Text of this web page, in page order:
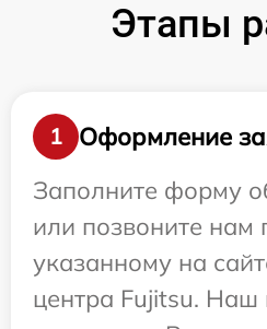
Этапы
1
Оформление
Заполните форму
или позвоните нам
указанному на
центра Fujitsu. Наш